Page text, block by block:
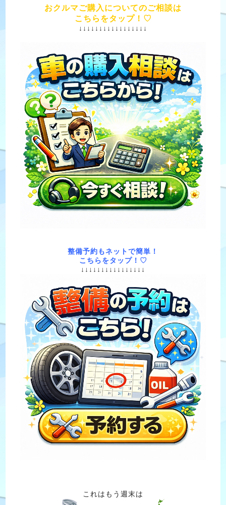
おクルマご購入についてのご相談は
こちらをタップ！♡
↓↓↓↓↓↓↓↓↓↓↓↓↓↓↓↓↓
整備予約もネットで簡単！
こちらをタップ！♡
↓↓↓↓↓↓↓↓↓↓↓↓↓↓↓↓
これはもう週末は